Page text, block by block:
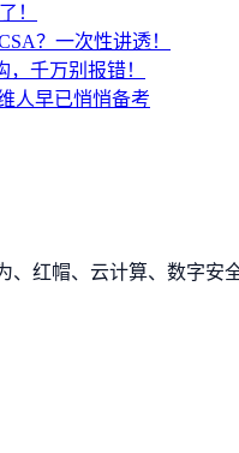
！
？一次性讲透！
千万别报错！
人早已悄悄备考
红帽、云计算、数字